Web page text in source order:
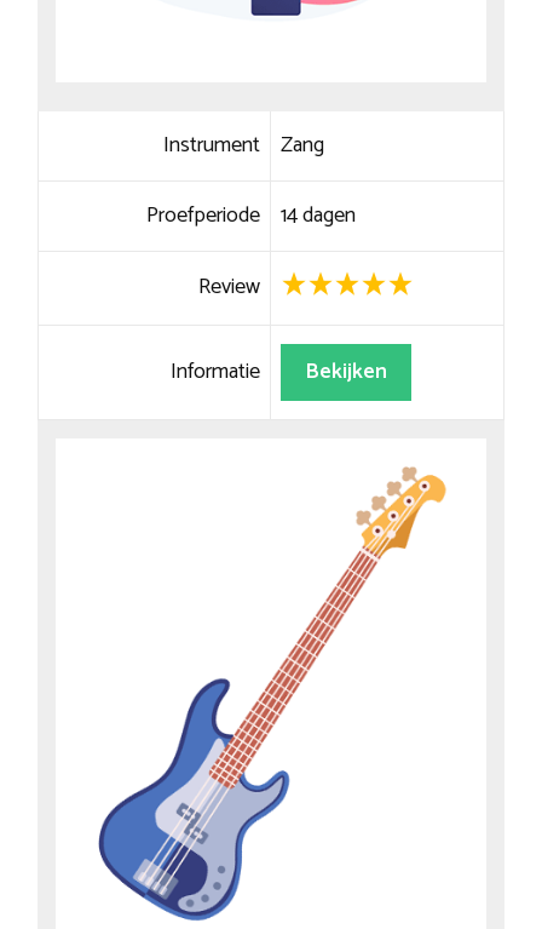
Instrument Zang
Proefperiode 14 dagen
Review
Informatie Bekijken